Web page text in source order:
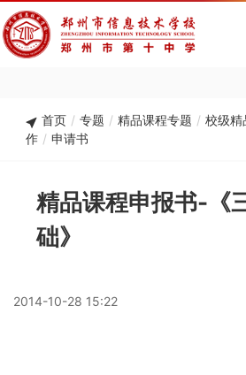
首页 / 专题 / 精品课程专题 / 校级精
作 / 申请书
精品课程申报书-《
础》
2014-10-28 15:22